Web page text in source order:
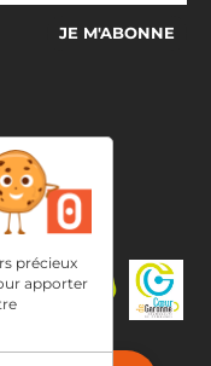
précieux
apporter